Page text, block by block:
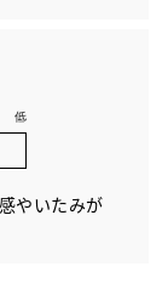
やいたみが